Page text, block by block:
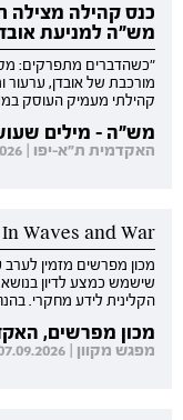
כנס קהילה מצילה
מש"ה למניעת
"כשהדברים מתפרקים:
מורכבת של אובדן,
קהילתי מעמיק העוסק
מש"ה - מילים
האקדמית ת"א-יפו | 06.09.2026 | יום ראשון | 09:00-16:00
In Waves and War - פסיכדליה כערוץ ריפוי לטראומה
שישמש כמצע לדיון בנושא
הקלינית לידע מחקרי.
מכון מפרשים,
מפגש מקוון | 07.09.2026 | יום שני | 20:00-21:30